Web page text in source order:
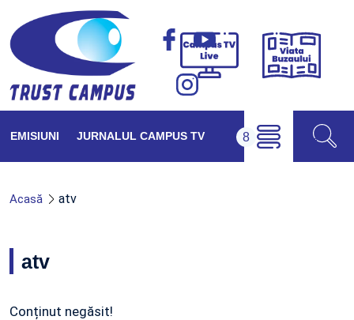
Campus
Viața
EMISIUNI JURNALUL CAMPUS TV
Acasă atv
atv
Conținut negăsit!